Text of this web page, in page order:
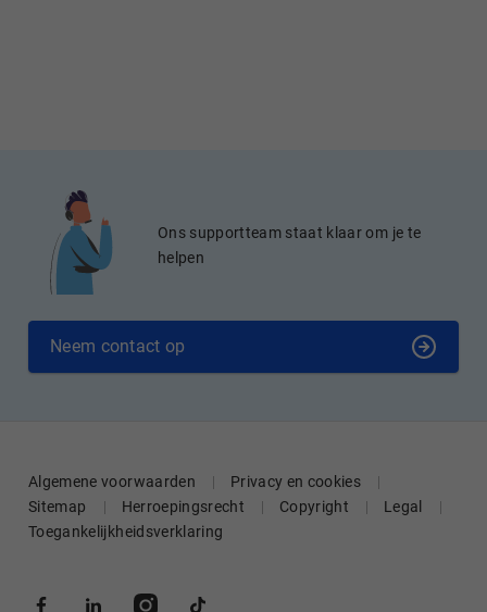
Ons supportteam staat klaar om je te
helpen
Neem contact op
Algemene voorwaarden
Privacy en cookies
Sitemap
Herroepingsrecht Copyright
Legal
Toegankelijkheidsverklaring